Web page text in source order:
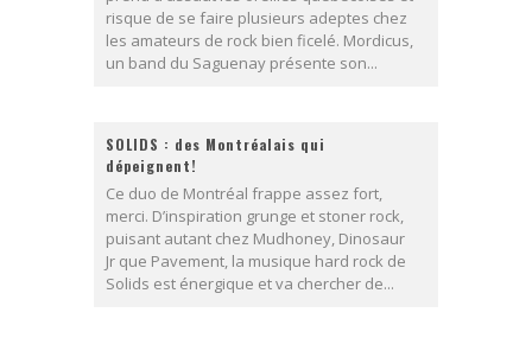
risque de se faire plusieurs adeptes chez
les amateurs de rock bien ficelé. Mordicus,
un band du Saguenay présente son...
SOLIDS : des Montréalais qui
dépeignent!
Ce duo de Montréal frappe assez fort,
merci. D’inspiration grunge et stoner rock,
puisant autant chez Mudhoney, Dinosaur
Jr que Pavement, la musique hard rock de
Solids est énergique et va chercher de...